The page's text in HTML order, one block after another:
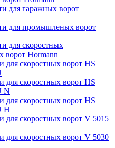
для гаражных ворот
для промышленых ворот
для скоростных
Hormann
для скоростных ворот HS
для скоростных ворот HS
N
для скоростных ворот HS
H
для скоростных ворот V 5015
для скоростных ворот V 5030